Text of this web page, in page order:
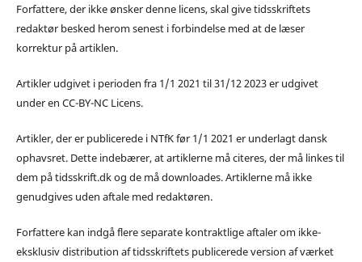
Forfattere, der ikke ønsker denne licens, skal give tidsskriftets
redaktør besked herom senest i forbindelse med at de læser
korrektur på artiklen.
Artikler udgivet i perioden fra 1/1 2021 til 31/12 2023 er udgivet
under en CC-BY-NC Licens.
Artikler, der er publicerede i NTfK før 1/1 2021 er underlagt dansk
ophavsret. Dette indebærer, at artiklerne må citeres, der må linkes til
dem på tidsskrift.dk og de må downloades. Artiklerne må ikke
genudgives uden aftale med redaktøren.
Forfattere kan indgå flere separate kontraktlige aftaler om ikke-
eksklusiv distribution af tidsskriftets publicerede version af værket